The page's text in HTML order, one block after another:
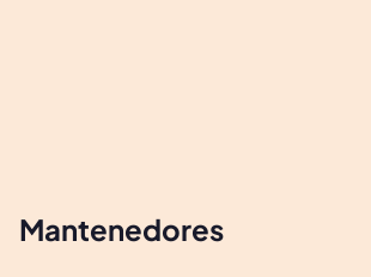
Mantenedores